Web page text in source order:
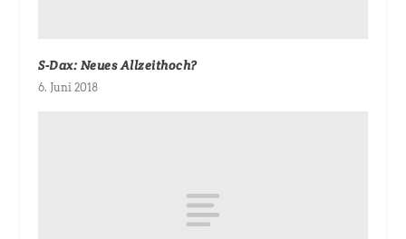
S-Dax: Neues Allzeithoch?
6. Juni 2018